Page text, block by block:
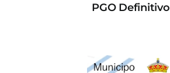
PGO Definitivo